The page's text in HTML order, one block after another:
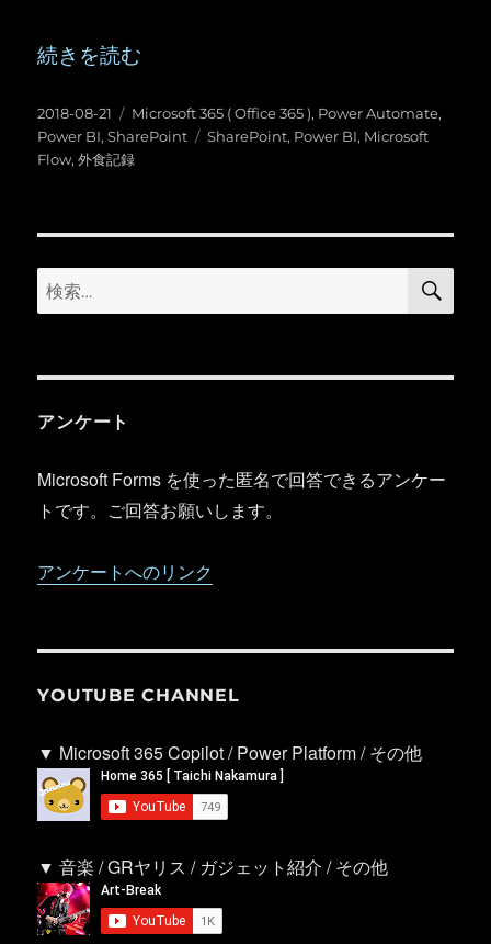
“Office 365 ： Microsoft Flow + SharePoint +
続きを読む
投
稿
日:
2018-08-21
カ
テ
ゴ
Microsoft 365 ( Office 365 ), Power Automate,
Power BI,SharePoint
タ
SharePoint, Power BI, Microsoft
Flow,外食記録
検
索:
検
アンケート
Microsoft Forms を使った匿名で回答できるアンケー
トです。ご回答お願いします。
アンケートへのリンク
YOUTUBE CHANNEL
▼ Microsoft 365 Copilot / Power Platform / その他
▼ 音楽 / GRヤリス / ガジェット紹介 / その他